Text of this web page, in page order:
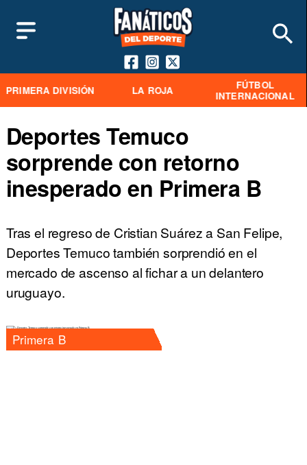
PRIMERA DIVISIÓN LA ROJA
FÚTBOL
INTERNACIONAL
Deportes Temuco
sorprende con retorno
inesperado en Primera B
Tras el regreso de Cristian Suárez a San Felipe,
Deportes Temuco también sorprendió en el
mercado de ascenso al fichar a un delantero
uruguayo.
Primera B